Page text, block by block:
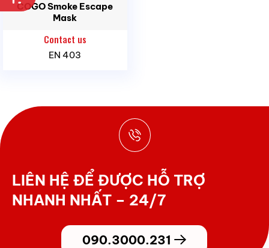
COGO Smoke Escape
Mask
Contact us
EN 403
LIÊN HỆ ĐỂ ĐƯỢC HỖ TRỢ
NHANH NHẤT – 24/7
090.3000.231